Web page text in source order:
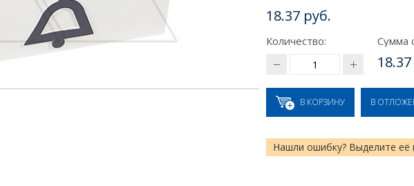
18.37 руб.
Количество: Сумма
В КОРЗИНУ В
Нашли ошибку? Выделите её